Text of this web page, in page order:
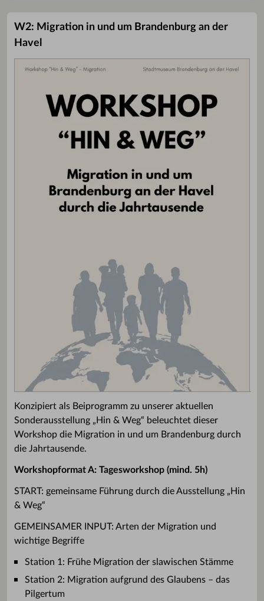
W2: Migration in und um Brandenburg an der
Havel
Konzipiert als Beiprogramm zu unserer aktuellen
Sonderausstellung „Hin & Weg“ beleuchtet dieser
Workshop die Migration in und um Brandenburg durch
die Jahrtausende.
Workshopformat A: Tagesworkshop (mind. 5h)
START: gemeinsame Führung durch die Ausstellung „Hin
& Weg“
GEMEINSAMER INPUT: Arten der Migration und
wichtige Begriffe
Station 1: Frühe Migration der slawischen Stämme
Station 2: Migration aufgrund des Glaubens – das
Pilgertum